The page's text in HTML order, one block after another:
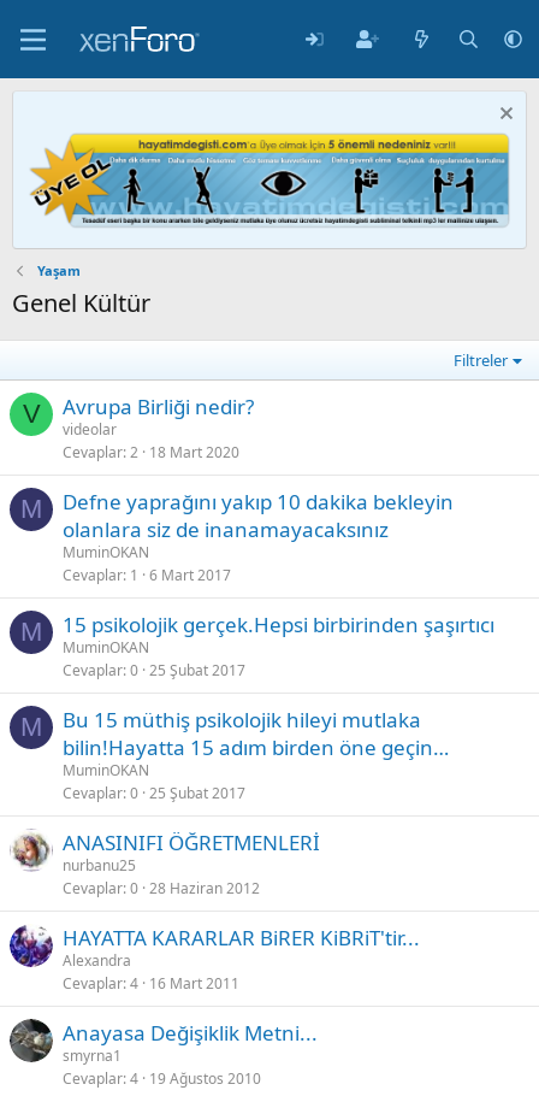
Yaşam
Genel Kültür
Filtreler
V Avrupa Birliği nedir?
videolar
Cevaplar 2 18 Mart 2020
M
Defne yaprağını yakıp 10 dakika bekleyin
olanlara siz de inanamayacaksınız
MuminOKAN
Cevaplar 1 6 Mart 2017
M 15 psikolojik gerçek.Hepsi birbirinden şaşırtıcı
MuminOKAN
Cevaplar 0 25 Şubat 2017
M
Bu 15 müthiş psikolojik hileyi mutlaka
bilin!Hayatta 15 adım birden öne geçin…
MuminOKAN
Cevaplar 0 25 Şubat 2017
ANASINIFI ÖĞRETMENLERİ
nurbanu25
Cevaplar 0 28 Haziran 2012
HAYATTA KARARLAR BiRER KiBRiT'tir...
Alexandra
Cevaplar 4 16 Mart 2011
Anayasa Değişiklik Metni...
smyrna1
Cevaplar 4 19 Ağustos 2010